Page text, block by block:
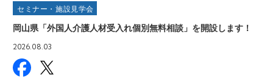
セミナー・施設見学会
岡山県「外国人介護人材受入れ個別無料相談」を開設します！
2026.08.03